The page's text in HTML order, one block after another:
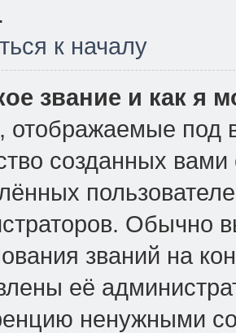
к началу
звание и как я
отображаемые
созданных
Обычно
званий на
её
ненужными